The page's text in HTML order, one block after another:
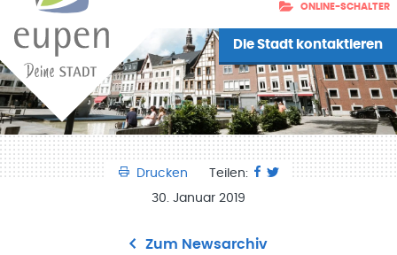
ONLINE-SCHALTER
Die Stadt kontaktieren
Drucken
Teilen:
30. Januar 2019
Zum Newsarchiv